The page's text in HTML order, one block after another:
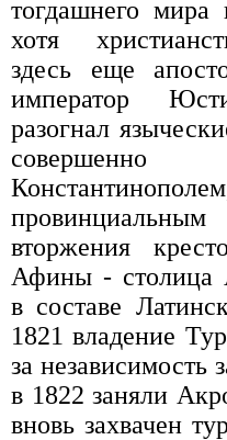
тогдашнего мира
хотя
здесь еще
император
разогнал
вторжения
Афины - столица
в составе
1821 владение
за независимость
в 1822 заняли
вновь захвачен